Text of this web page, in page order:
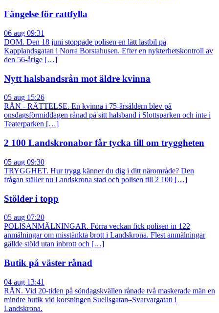
Fängelse för rattfylla
06 aug 09:31
DOM. Den 18 juni stoppade polisen en lätt lastbil på
Kapplandsgatan i Norra Borstahusen. Efter en nykterhetskontroll av
den 56-årige […]
Nytt halsbandsrån mot äldre kvinna
05 aug 15:26
RÅN - RÄTTELSE. En kvinna i 75-årsåldern blev på
onsdagsförmiddagen rånad på sitt halsband i Slottsparken och inte i
Teaterparken […]
2 100 Landskronabor får tycka till om tryggheten
05 aug 09:30
TRYGGHET. Hur trygg känner du dig i ditt närområde? Den
frågan ställer nu Landskrona stad och polisen till 2 100 […]
Stölder i topp
05 aug 07:20
POLISANMÄLNINGAR. Förra veckan fick polisen in 122
anmälningar om misstänkta brott i Landskrona. Flest anmälningar
gällde stöld utan inbrott och […]
Butik på väster rånad
04 aug 13:41
RÅN. Vid 20-tiden på söndagskvällen rånade två maskerade män en
mindre butik vid korsningen Suellsgatan–Svarvargatan i
Landskrona.